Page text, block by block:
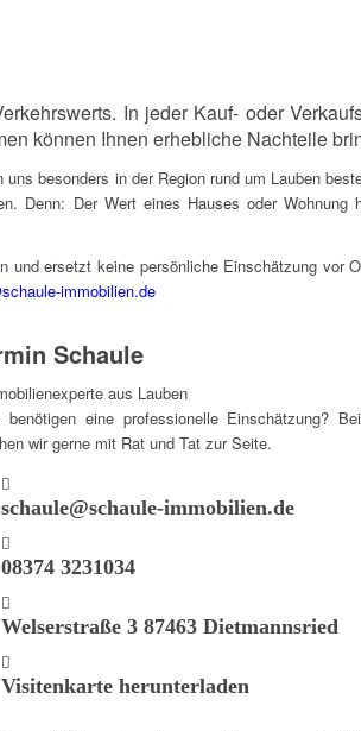
In jeder Kauf- oder
können Ihnen erhebliche Nachteile
besonders in der Region rund um Lauben
Denn: Der Wert eines Hauses oder Wohnung
ersetzt keine persönliche Einschätzung vor
immobilien.de
Schaule
aus Lauben
benötigen eine professionelle Einschätzung?
wir gerne mit Rat und Tat zur Seite.
schaule@schaule-immobilien.de
08374 3231034
Welserstraße 3 87463 Dietmannsried
Visitenkarte herunterladen